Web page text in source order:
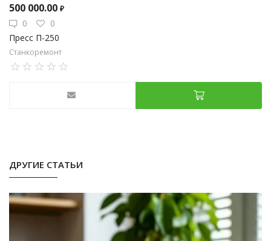
500 000.00 ₽
0
0
Пресс П-250
Станкоремонт
ДРУГИЕ СТАТЬИ